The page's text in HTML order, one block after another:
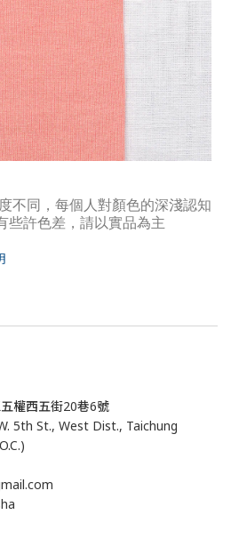
不同，每個人對顏色的深淺認知
些許色差，請以實品為主
權西五街20巷6號
5th St., West Dist., Taichung